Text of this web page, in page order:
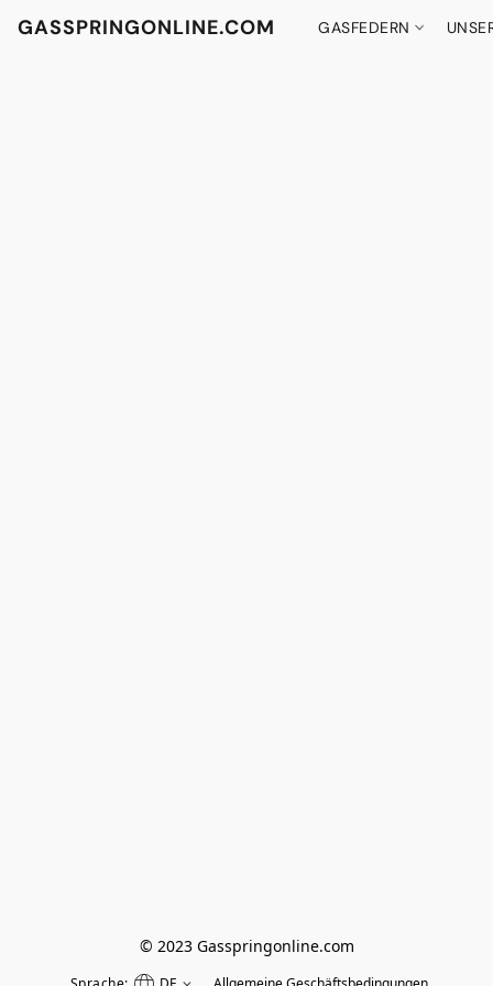
GASSPRINGONLINE.COM GASFEDERN
© 2023 Gasspringonline.com